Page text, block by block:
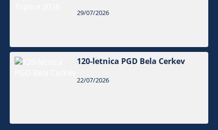
29/07/2026
120-letnica PGD Bela Cerkev
22/07/2026